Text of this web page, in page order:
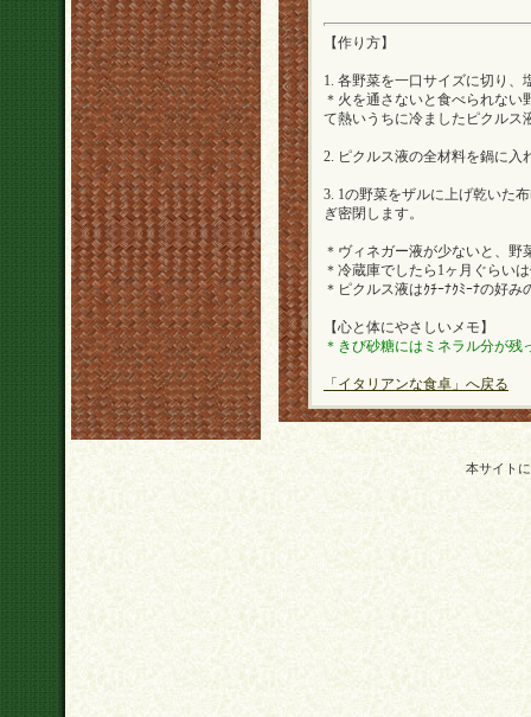
【作り方】
1. 各野菜を一口サイズに切り
＊火を通さないと食べられな
て熱いうちに冷ましたピクルス
2. ピクルス液の全材料を鍋に入
3. 1の野菜をザルに上げ乾いた
ぎ密閉します。
＊ヴィネガー液が少ないと、
＊冷蔵庫でしたら1ヶ月ぐらい
＊ピクルス液はｸﾁｰﾅｸﾐｰﾅの好
【心と体にやさしいメモ】
＊きび砂糖にはミネラル分が
「イタリアンな食卓」へ戻る
本サイト